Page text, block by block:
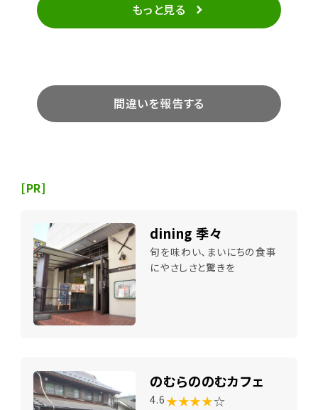
もっと見る
間違いを報告する
[PR]
dining 季々
旬を味わい、まいにちの食事
にやさしさと驚きを
のむらののむカフェ
4.6 ★★★★☆